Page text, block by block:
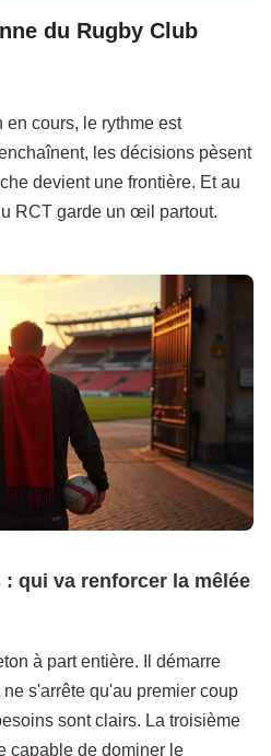
du Rugby Club
en cours, le rythme est
les décisions pèsent
devient une frontière. Et au
RCT garde un œil partout.
qui va renforcer la mêlée
à part entière. Il démarre
s'arrête qu'au premier coup
sont clairs. La troisième
capable de dominer le